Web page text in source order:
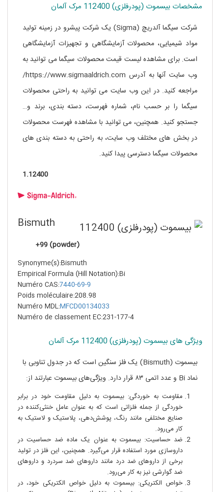
مشخصات بیسموت (پودرفلزی) 112400 مرک آلمان
شرکت سیگما آلدریچ (Sigma) یک شرکت پیشرو در زمینه تولید
مواد شیمیایی، محصولات آزمایشگاهی و تجهیزات آزمایشگاهی
است. برای مشاهده لیست قیمت محصولات سیگما می توانید به
وب سایت آنها به آدرس https://www.sigmaaldrich.com/
مراجعه کنید. در این وب سایت می توانید به راحتی محصولات
سیگما را بر حسب نام، شماره فهرست، دسته بندی، برند و…
جستجو کنید. همچنین، می توانید با مشاهده فهرست محصولات
در بخش های مختلف وب سایت، به راحتی به دسته بندی های
محصولات سیگما دسترسی پیدا کنید.
1.12400
Bismuth
(powder) 99+
Synonyme(s):Bismuth
Empirical Formula (Hill Notation):Bi
Numéro CAS:7440-69-9
Poids moléculaire:208.98
Numéro MDL:MFCD00134033
Numéro de classement EC:231-177-4
ویژگی های بیسموت (پودرفلزی) 112400 مرک آلمان
بیسموت (Bismuth) یک فلز سنگین است که در جدول تناوبی با
نماد Bi و عدد اتمی ۸۳ قرار دارد. ویژگی‌های بیسموت عبارتند از:
مقاومت به خوردگی: بیسموت به دلیل مقاومت خود در برابر
خوردگی از جمله فلزاتی است که به عنوان عامل خنثی‌کننده در
صنایع مختلفی مانند رنگ، پوشش‌دهی، پلاستیک و لاستیک به
کار می‌رود.
ضد حساسیت: بیسموت به عنوان یک ماده ضد حساسیت در
داروسازی مورد استفاده قرار می‌گیرد. همچنین، این فلز در تولید
برخی از داروهای ضد درد مانند داروهای ضد سردرد و داروهای
ضد گوارشی نیز به کار می‌رود.
خواص الکتریکی: بیسموت به دلیل خواص الکتریکی خود، در